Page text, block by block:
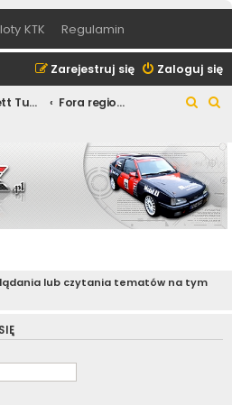
KTK Regulamin
Zaloguj się
Zarejestruj się
Kadett Tuning Klub
Fora regionalne
u
k
a
u
k
a
j
lub czytania tematów na tym